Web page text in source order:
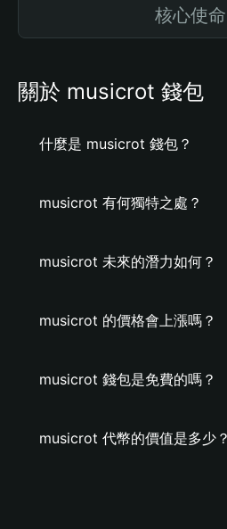
核心使命
關於 musicrot 錢包
什麼是 musicrot 錢包？
musicrot 有何獨特之處？
musicrot 未來的潛力如何？
musicrot 的價格會上漲嗎？
musicrot 錢包是免費的嗎？
musicrot 代幣的價值是多少？